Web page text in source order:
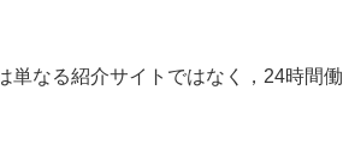
単なる紹介サイトではなく，24時間働